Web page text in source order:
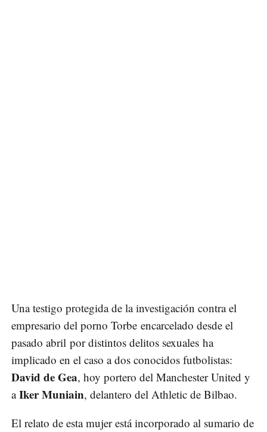
Una testigo protegida de la investigación contra el
empresario del porno Torbe encarcelado desde el
pasado abril por distintos delitos sexuales ha
implicado en el caso a dos conocidos futbolistas:
David de Gea, hoy portero del Manchester United y
aIker Muniain, delantero del Athletic de Bilbao.
El relato de esta mujer está incorporado al sumario de